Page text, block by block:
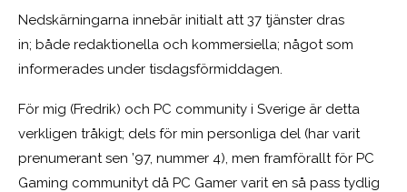
Nedskärningarna innebär initialt att 37 tjänster dras
in; både redaktionella och kommersiella; något som
informerades under tisdagsförmiddagen.
För mig (Fredrik) och PC community i Sverige är detta
verkligen tråkigt; dels för min personliga del (har varit
prenumerant sen ’97, nummer 4), men framförallt för PC
Gaming communityt då PC Gamer varit en så pass tydlig